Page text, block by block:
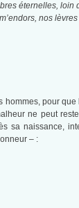
éternelles,
nos
pour
ne peut
sa naissance,
– :